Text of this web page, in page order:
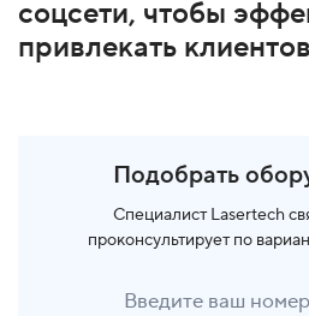
соцсети, чтобы
привлекать
Подобрать
Специалист Lasertech
проконсультирует по
Введите ваш